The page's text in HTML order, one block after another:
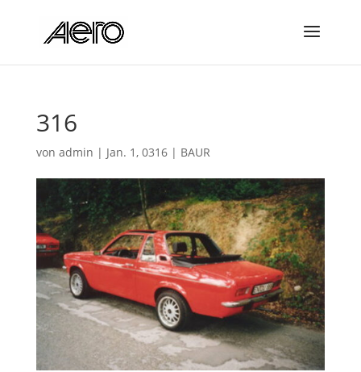
316
von admin | Jan. 1, 0316| BAUR